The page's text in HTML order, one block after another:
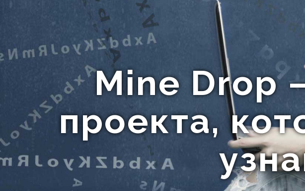
Mine Drop
проекта,